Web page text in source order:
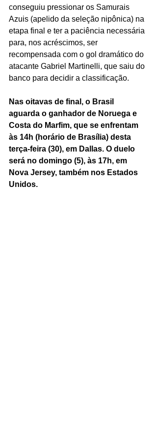
conseguiu pressionar os Samurais
Azuis (apelido da seleção nipônica) na
etapa final e ter a paciência necessária
para, nos acréscimos, ser
recompensada com o gol dramático do
atacante Gabriel Martinelli, que saiu do
banco para decidir a classificação.
Nas oitavas de final, o Brasil
aguarda o ganhador de Noruega e
Costa do Marfim, que se enfrentam
às 14h (horário de Brasília) desta
terça-feira (30), em Dallas. O duelo
será no domingo (5), às 17h, em
Nova Jersey, também nos Estados
Unidos.